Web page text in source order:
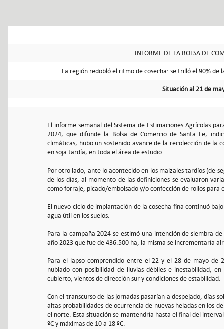
INFORME DE LA BOLSA DE
La región redobló el ritmo de cosecha: se trilló el 90% de
Situación al 21 de
El informe semanal del Sistema de Estimaciones Agrícolas
2024, que difunde la Bolsa de Comercio de Santa Fe,
climáticas, hubo un sostenido avance de la recolección de la
en soja tardía, en toda el área de estudio.
Por otro lado, ante lo acontecido en los maizales tardíos (de
de los días, al momento de las definiciones se evaluaron
como forraje, picado/embolsado y/o confección de rollos para
El nuevo ciclo de implantación de la cosecha fina continuó
agua útil en los suelos.
Para la campaña 2024 se estimó una intención de siembra
año 2023 que fue de 436.500 ha, la misma se incrementaría
Para el lapso comprendido entre el 22 y el 28 de mayo de
nublado con posibilidad de lluvias débiles e inestabilidad,
cubierto, vientos de dirección sur y condiciones de estabilidad.
Con el transcurso de las jornadas pasarían a despejado, días
altas probabilidades de ocurrencia de nuevas heladas en los
el norte. Esta situación se mantendría hasta el final del
ºC y máximas de 10 a 18 ºC.